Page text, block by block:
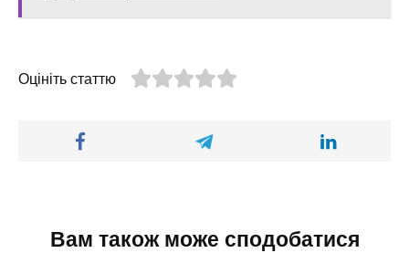
Оцініть статтю
Вам також може сподобатися